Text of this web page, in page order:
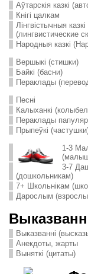
Аўтарскія казкі
Кнігі цалкам
Лінгвістычныя казкі
(лингвистические
Народныя казкі
Вершыкі (стишки)
Байкі (басни)
Пераклады
Песні
Калыханкі
Пераклады
Прыпеўкі
1-3
3-7
(дошкольникам)
7+ Школьнікам
Дарослым
Выказванні
Анекдоты, жарты
Выняткі (цитаты)